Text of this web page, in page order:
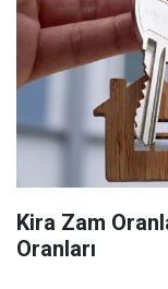
Kira Zam
Oranları